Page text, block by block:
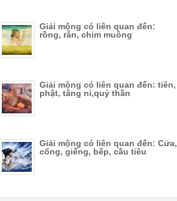
Giải mộng có liên quan đến:
rồng, rắn, chim muông
Giải mộng có liên quan đến: tiên,
phật, tăng ni,quỷ thần
Giải mộng có liên quan đến: Cửa,
cổng, giếng, bếp, cầu tiêu